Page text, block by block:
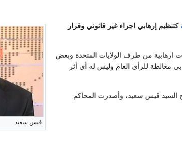
قيس سعيد
كتنظيم إرهابي اجراء غير قانوني وقرار
ارهابية من طرف الولايات المتحدة وبعض
مغالطة للرأي العام وليس له أي أثر
السيد قيس سعيد، وأصدرت المحاكم